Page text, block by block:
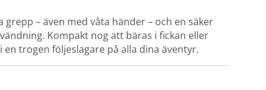
– även med våta händer – och en säker
Kompakt nog att bäras i fickan eller
trogen följeslagare på alla dina äventyr.